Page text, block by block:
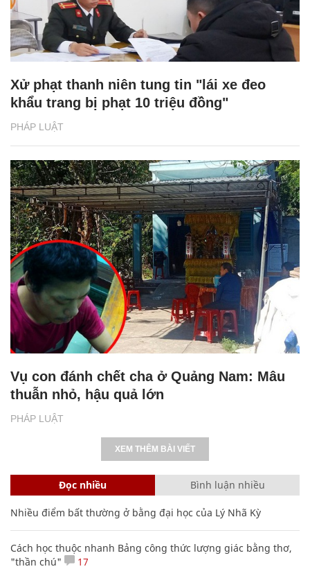
PHÁP LUẬT
Xử phạt thanh niên tung tin "lái xe đeo
khẩu trang bị phạt 10 triệu đồng"
PHÁP LUẬT
Vụ con đánh chết cha ở Quảng Nam: Mâu
thuẫn nhỏ, hậu quả lớn
XEM THÊM BÀI VIẾT
Đọc nhiều Bình luận nhiều
Nhiều điểm bất thường ở bằng đại học của Lý Nhã Kỳ
Cách học thuộc nhanh Bảng công thức lượng giác bằng thơ,
"thần chú"
17